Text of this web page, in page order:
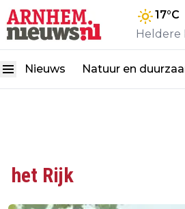
17°C
Heldere
Nieuws Natuur en
het Rijk